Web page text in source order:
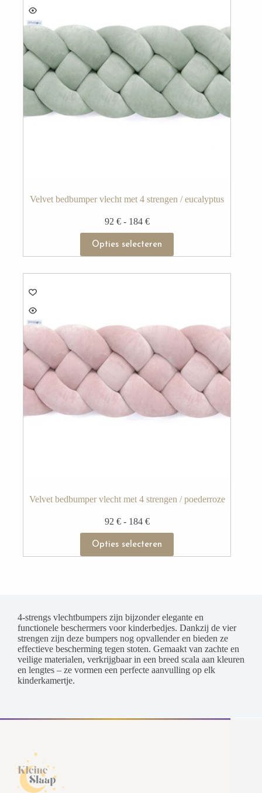
worden
productpagina
Velvet bedbumper vlecht met 4 strengen / eucalyptus
92 € - 184 €Prijsklasse:
92 €
tot
Opties selecteren
product
heeft
worden
productpagina
Velvet bedbumper vlecht met 4 strengen / poederroze
92 € - 184 €Prijsklasse:
92 €
tot
Opties selecteren
Dit
product
heeft
gekozen
worden
op
de
productpagina
4-strengs vlechtbumpers zijn bijzonder elegante en
functionele beschermers voor kinderbedjes. Dankzij de vier
strengen zijn deze bumpers nog opvallender en bieden ze
effectieve bescherming tegen stoten. Gemaakt van zachte en
veilige materialen, verkrijgbaar in een breed scala aan kleuren
en lengtes – ze vormen een perfecte aanvulling op elk
kinderkamertje.